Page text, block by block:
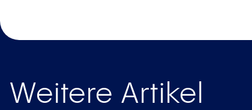
Weitere Artikel